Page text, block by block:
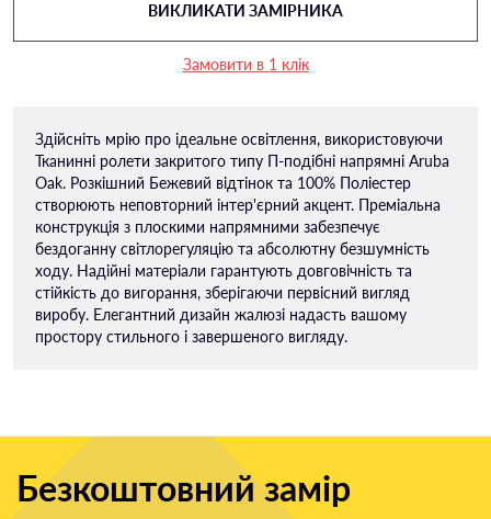
ВИКЛИКАТИ ЗАМІРНИКА
Замовити в 1 клік
Здійсніть мрію про ідеальне освітлення, використовуючи
Тканинні ролети закритого типу П-подiбні напрямні Aruba
Oak. Розкішний Бежевий відтінок та 100% Поліестер
створюють неповторний інтер'єрний акцент. Преміальна
конструкція з плоскими напрямними забезпечує
бездоганну світлорегуляцію та абсолютну безшумність
ходу. Надійні матеріали гарантують довговічність та
стійкість до вигорання, зберігаючи первісний вигляд
виробу. Елегантний дизайн жалюзі надасть вашому
простору стильного і завершеного вигляду.
Безкоштовний замір